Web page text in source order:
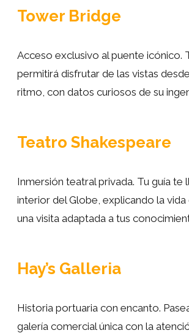
Tower Bridge
Acceso exclusivo al puente icónico.
permitirá disfrutar de las vistas
ritmo, con datos curiosos de su
Teatro Shakespeare
Inmersión teatral privada. Tu guía te
interior del Globe, explicando la vida
una visita adaptada a tus
Hay’s Galleria
Historia portuaria con encanto.
galería comercial única con la